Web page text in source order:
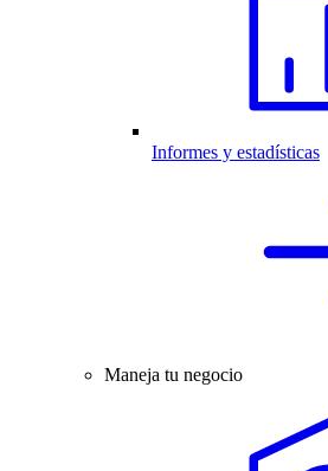
Informes y estadísticas
Maneja tu negocio